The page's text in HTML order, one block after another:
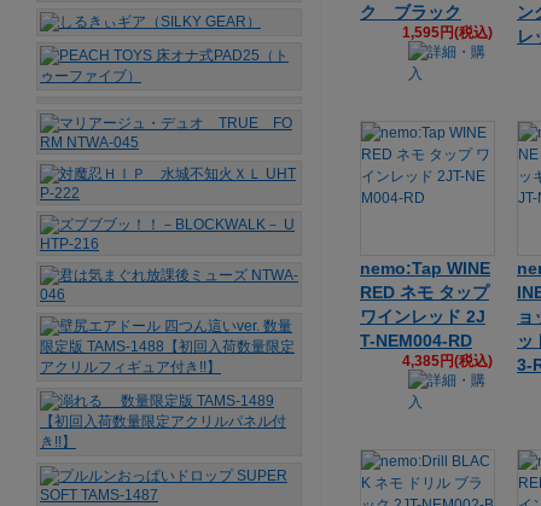
ク ブラック
1,595円(税込)
レ
nemo:Tap WINE
RED ネモ タップ
ワインレッド 2J
T-NEM004-RD
4,385円(税込)
ョ
ッ
3-